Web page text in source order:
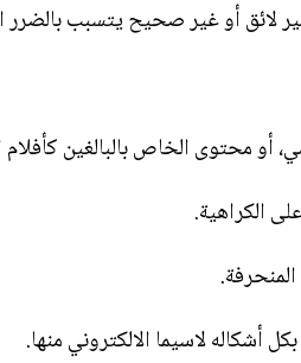
لائق أو غير صحيح يتسبب